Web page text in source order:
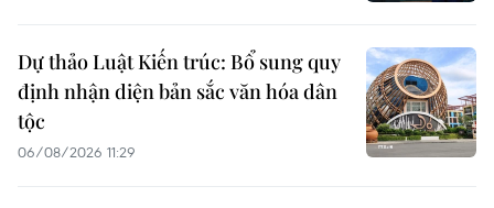
Dự thảo Luật Kiến trúc: Bổ sung quy
định nhận diện bản sắc văn hóa dân
tộc
06/08/2026 11:29